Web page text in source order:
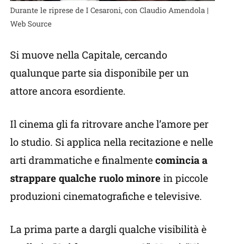
Durante le riprese de I Cesaroni, con Claudio Amendola |
Web Source
Si muove nella Capitale, cercando
qualunque parte sia disponibile per un
attore ancora esordiente.
Il cinema gli fa ritrovare anche l’amore per
lo studio. Si applica nella recitazione e nelle
arti drammatiche e finalmentecomincia a
strappare qualche ruolo minore in piccole
produzioni cinematografiche e televisive.
La prima parte a dargli qualche visibilità è